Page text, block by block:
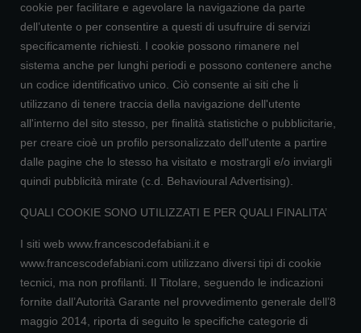
cookie per facilitare e agevolare la navigazione da parte
dell’utente o per consentire a questi di usufruire di servizi
specificamente richiesti. I cookie possono rimanere nel
sistema anche per lunghi periodi e possono contenere anche
un codice identificativo unico. Ciò consente ai siti che li
utilizzano di tenere traccia della navigazione dell'utente
all'interno del sito stesso, per finalità statistiche o pubblicitarie,
per creare cioè un profilo personalizzato dell'utente a partire
dalle pagine che lo stesso ha visitato e mostrargli e/o inviargli
quindi pubblicità mirate (c.d. Behavioural Advertising).
QUALI COOKIE SONO UTILIZZATI E PER QUALI FINALITA’
I siti web www.francescodefabiani.it e
www.francescodefabiani.com utilizzano diversi tipi di cookie
tecnici, ma non profilanti. Il Titolare, seguendo le indicazioni
fornite dall’Autorità Garante nel provvedimento generale dell’8
maggio 2014, riporta di seguito le specifiche categorie di